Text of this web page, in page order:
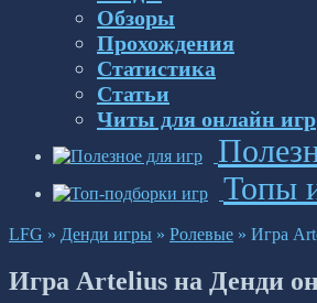
Обзоры
Прохождения
Статистика
Статьи
Читы для онлайн игр
Топы
LFG » Денди игры » Ролевые » Игра
Игра Artelius на Денди